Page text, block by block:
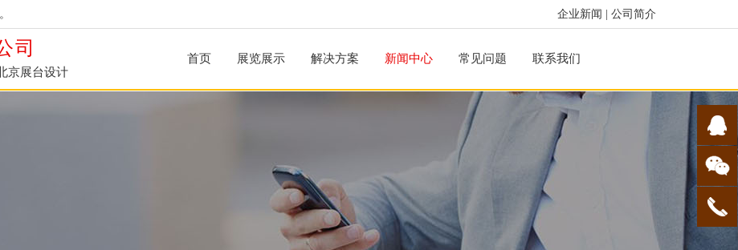
企业新闻 公司简介
司
京展台设计
首页 展览展示 解决方案 新闻中心 常见问题 联系我们